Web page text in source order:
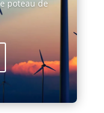
poteau de